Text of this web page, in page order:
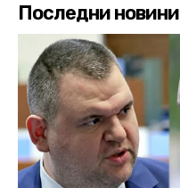
Последни новини